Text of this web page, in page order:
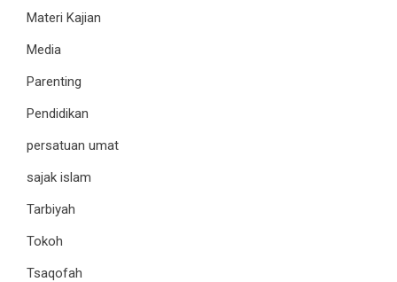
Materi Kajian
Media
Parenting
Pendidikan
persatuan umat
sajak islam
Tarbiyah
Tokoh
Tsaqofah